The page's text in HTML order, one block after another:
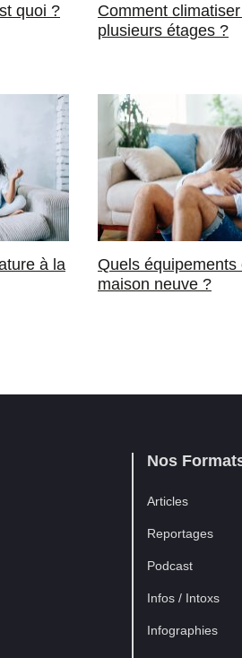
quoi ?
Comment
plusieurs étages ?
à la
Quels
maison neuve ?
Nos
Articles
Reportages
Podcast
Infos / Intoxs
Infographies